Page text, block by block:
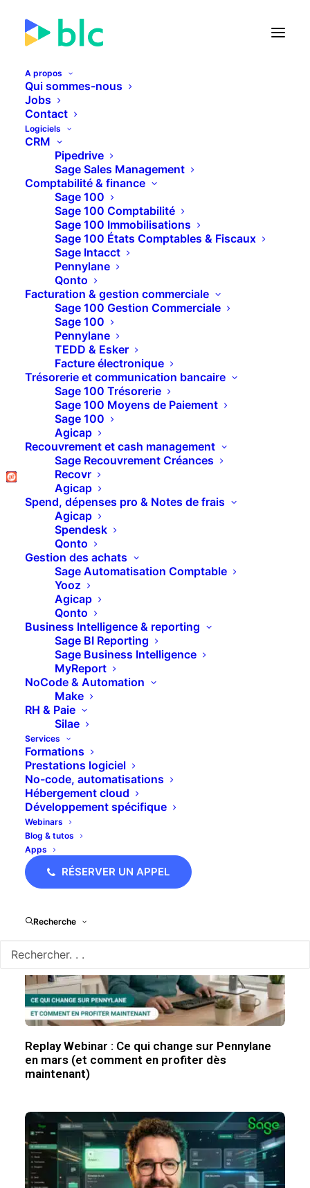
A propos
Qui sommes-nous
Jobs
Contact
Logiciels
CRM
Pipedrive
Sage Sales Management
Comptabilité & finance
Sage 100
Sage 100 Comptabilité
Sage 100 Immobilisations
Sage 100 États Comptables & Fiscaux
Sage Intacct
Pennylane
Qonto
Facturation & gestion commerciale
Sage 100 Gestion Commerciale
Sage 100
Pennylane
TEDD & Esker
Facture électronique
Trésorerie et communication bancaire
Sage 100 Trésorerie
Sage 100 Moyens de Paiement
Sage 100
Agicap
Recouvrement et cash management
Sage Recouvrement Créances
Recovr
Agicap
Spend, dépenses pro & Notes de frais
Agicap
Spendesk
Qonto
Gestion des achats
Sage Automatisation Comptable
Yooz
Agicap
Qonto
Business Intelligence & reporting
Sage BI Reporting
Sage Business Intelligence
MyReport
NoCode & Automation
Make
RH & Paie
Silae
Services
Formations
Prestations logiciel
No-code, automatisations
Hébergement cloud
Développement spécifique
Webinars
Blog & tutos
Apps
RÉSERVER UN APPEL
Recherche
Webinars
Replay Webinar : Sage Connect – La démo
complète – Découvrez enfin tout sur le front
de Sage PA
Replay Webinar : Pennylane – l’import de
factures via Excel – Et si vous aviez une
alternative simple aux connecteurs ?
Replay Webinar : Découverte du module Projet
de Pipedrive
Replay Webinar : Ce qui change sur Pennylane
en mars (et comment en profiter dès
maintenant)